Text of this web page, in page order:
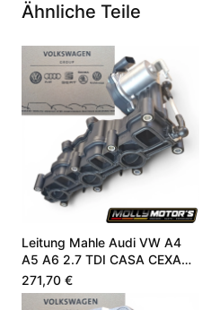
Ähnliche Teile
Leitung Mahle Audi VW A4
A5 A6 2.7 TDI CASA CEXA
059129711DC
271,70 €